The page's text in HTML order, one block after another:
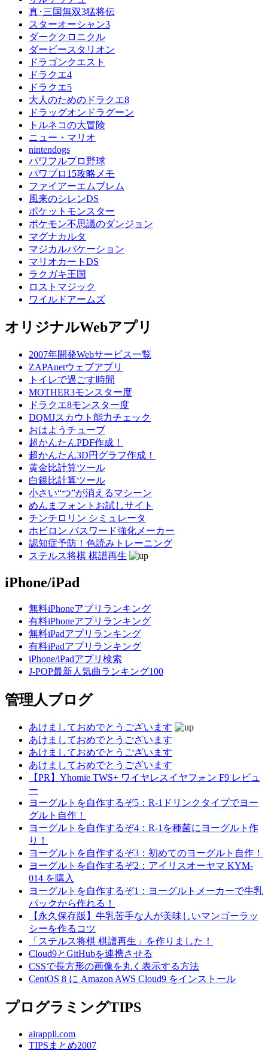
真･三国無双3猛将伝
スターオーシャン3
ダーククロニクル
ダービースタリオン
ドラゴンクエスト
ドラクエ4
ドラクエ5
大人のためのドラクエ8
ドラッグオンドラグーン
トルネコの大冒険
ニュー・マリオ
nintendogs
パワフルプロ野球
パワプロ15攻略メモ
ファイアーエムブレム
風来のシレンDS
ポケットモンスター
ポケモン不思議のダンジョン
マグナカルタ
マジカルバケーション
マリオカートDS
ラクガキ王国
ロストマジック
ワイルドアームズ
オリジナルWebアプリ
2007年開発Webサービス一覧
ZAPAnetウェブアプリ
トイレで過ごす時間
MOTHER3モンスター度
ドラクエ8モンスター度
DQMJスカウト能力チェック
おはようチューブ
超かんたんPDF作成！
超かんたん3D円グラフ作成！
黄金比計算ツール
白銀比計算ツール
小さい“つ”が消えるマシーン
めんまフォントお試しサイト
チンチロリン シミュレータ
ホビロン パスワード強化メーカー
認知症予防！色読みトレーニング
ステルス将棋 棋譜再生
iPhone/iPad
無料iPhoneアプリランキング
有料iPhoneアプリランキング
無料iPadアプリランキング
有料iPadアプリランキング
iPhone/iPadアプリ検索
J-POP最新人気曲ランキング100
管理人ブログ
あけましておめでとうございます
あけましておめでとうございます
あけましておめでとうございます
あけましておめでとうございます
【PR】Yhomie TWS+ ワイヤレスイヤフォン F9 レビュ
ー
ヨーグルトを自作するぞ5：R-1ドリンクタイプでヨー
グルト自作！
ヨーグルトを自作するぞ4：R-1を種菌にヨーグルト作
り！
ヨーグルトを自作するぞ3：初めてのヨーグルト自作！
ヨーグルトを自作するぞ2：アイリスオーヤマ KYM-
014 を購入
ヨーグルトを自作するぞ1：ヨーグルトメーカーで牛乳
パックから作れる！
【永久保存版】牛乳苦手な人が美味しいマンゴーラッ
シーを作るコツ
「ステルス将棋 棋譜再生」を作りました！
Cloud9とGitHubを連携させる
CSSで長方形の画像を丸く表示する方法
CentOS 8 に Amazon AWS Cloud9 をインストール
プログラミングTIPS
airappli.com
TIPSまとめ2007